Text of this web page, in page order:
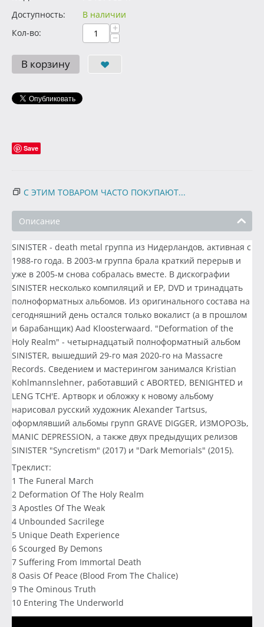
Доступность:
В наличии
Кол-во:
+
−
В корзину
Save
С ЭТИМ ТОВАРОМ ЧАСТО ПОКУПАЮТ...
Описание
SINISTER - death metal группа из Нидерландов, активная с
1988-го года. В 2003-м группа брала краткий перерыв и
уже в 2005-м снова собралась вместе. В дискографии
SINISTER несколько компиляций и EP, DVD и тринадцать
полноформатных альбомов. Из оригинального состава на
сегодняшний день остался только вокалист (а в прошлом
и барабанщик) Aad Kloosterwaard. "Deformation of the
Holy Realm" - четырнадцатый полноформатный альбом
SINISTER, вышедший 29-го мая 2020-го на Massacre
Records. Сведением и мастерингом занимался Kristian
Kohlmannslehner, работавший с ABORTED, BENIGHTED и
LENG TCH'E. Артворк и обложку к новому альбому
нарисовал русский художник Alexander Tartsus,
оформлявший альбомы групп GRAVE DIGGER, ИЗМОРОЗЬ,
MANIC DEPRESSION, а также двух предыдущих релизов
SINISTER "Syncretism" (2017) и "Dark Memorials" (2015).
Треклист:
1 The Funeral March
2 Deformation Of The Holy Realm
3 Apostles Of The Weak
4 Unbounded Sacrilege
5 Unique Death Experience
6 Scourged By Demons
7 Suffering From Immortal Death
8 Oasis Of Peace (Blood From The Chalice)
9 The Ominous Truth
10 Entering The Underworld